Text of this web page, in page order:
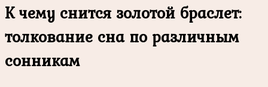
К чему снится золотой браслет:
толкование сна по различным
сонникам